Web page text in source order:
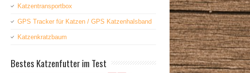
Katzentransportbox
GPS Tracker für Katzen / GPS Katzenhalsband
Katzenkratzbaum
Bestes Katzenfutter im Test